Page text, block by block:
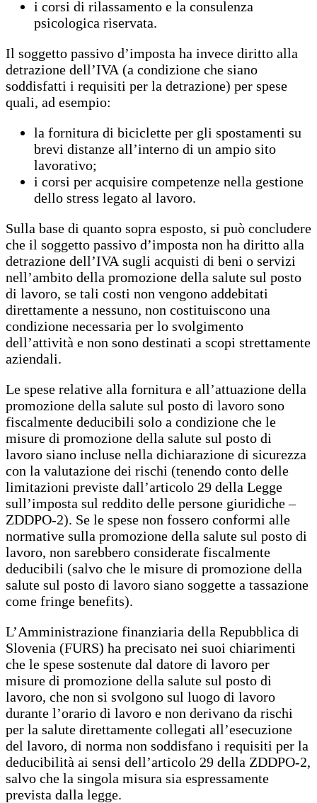
i corsi di rilassamento e la consulenza
psicologica riservata.
Il soggetto passivo d’imposta ha invece diritto alla
detrazione dell’IVA (a condizione che siano
soddisfatti i requisiti per la detrazione) per spese
quali, ad esempio:
la fornitura di biciclette per gli spostamenti su
brevi distanze all’interno di un ampio sito
lavorativo;
i corsi per acquisire competenze nella gestione
dello stress legato al lavoro.
Sulla base di quanto sopra esposto, si può concludere
che il soggetto passivo d’imposta non ha diritto alla
detrazione dell’IVA sugli acquisti di beni o servizi
nell’ambito della promozione della salute sul posto
di lavoro, se tali costi non vengono addebitati
direttamente a nessuno, non costituiscono una
condizione necessaria per lo svolgimento
dell’attività e non sono destinati a scopi strettamente
aziendali.
Le spese relative alla fornitura e all’attuazione della
promozione della salute sul posto di lavoro sono
fiscalmente deducibili solo a condizione che le
misure di promozione della salute sul posto di
lavoro siano incluse nella dichiarazione di sicurezza
con la valutazione dei rischi (tenendo conto delle
limitazioni previste dall’articolo 29 della Legge
sull’imposta sul reddito delle persone giuridiche –
ZDDPO-2). Se le spese non fossero conformi alle
normative sulla promozione della salute sul posto di
lavoro, non sarebbero considerate fiscalmente
deducibili (salvo che le misure di promozione della
salute sul posto di lavoro siano soggette a tassazione
come fringe benefits).
L’Amministrazione finanziaria della Repubblica di
Slovenia (FURS) ha precisato nei suoi chiarimenti
che le spese sostenute dal datore di lavoro per
misure di promozione della salute sul posto di
lavoro, che non si svolgono sul luogo di lavoro
durante l’orario di lavoro e non derivano da rischi
per la salute direttamente collegati all’esecuzione
del lavoro, di norma non soddisfano i requisiti per la
deducibilità ai sensi dell’articolo 29 della ZDDPO-2,
salvo che la singola misura sia espressamente
prevista dalla legge.